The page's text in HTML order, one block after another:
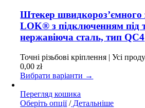
має
кілька
варіантів.
Параметри
вибрати
сторінці
Штекер швидкороз’ємного
LOK® з підключенням під
нержавіюча сталь, тип QC4
Точні різьбові кріплення | Усі
0,00zł
Вибрати варіанти →
Перегляд кошика
Оберіть опції Цей
/Детальніше